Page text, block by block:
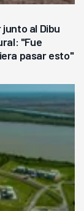
al Dibu
"Fue
pasar esto"